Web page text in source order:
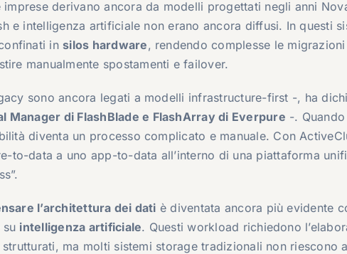
derivano ancora da modelli progettati negli anni
e intelligenza artificiale non erano ancora diffusi. In questi
in silos hardware, rendendo complesse le
manualmente spostamenti e failover.
sono ancora legati a modelli infrastructure-first -, ha
Manager di FlashBlade e FlashArray di Everpure -.
diventa un processo complicato e manuale. Con
to-data a uno app-to-data all’interno di una piattaforma
l’architettura dei dati è diventata ancora più evidente
intelligenza artificiale. Questi workload richiedono
ma molti sistemi storage tradizionali non riescono